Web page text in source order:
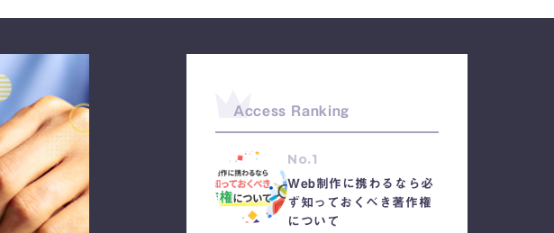
Access Ranking
No.1
Web制作に携わるなら必
ず知っておくべき著作権
について